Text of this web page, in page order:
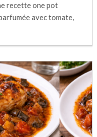
recette one pot
avec tomate,